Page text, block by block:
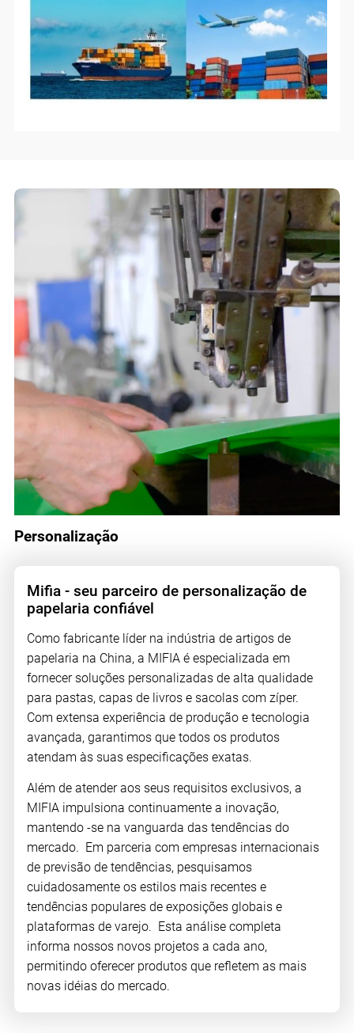
Personalização
Mifia - seu parceiro de personalização de
papelaria confiável
Como fabricante líder na indústria de artigos de
papelaria na China, a MIFIA é especializada em
fornecer soluções personalizadas de alta qualidade
para pastas, capas de livros e sacolas com zíper.
Com extensa experiência de produção e tecnologia
avançada, garantimos que todos os produtos
atendam às suas especificações exatas.
Além de atender aos seus requisitos exclusivos, a
MIFIA impulsiona continuamente a inovação,
mantendo -se na vanguarda das tendências do
mercado. Em parceria com empresas internacionais
de previsão de tendências, pesquisamos
cuidadosamente os estilos mais recentes e
tendências populares de exposições globais e
plataformas de varejo. Esta análise completa
informa nossos novos projetos a cada ano,
permitindo oferecer produtos que refletem as mais
novas idéias do mercado.